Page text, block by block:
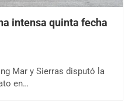
intensa quinta fecha
Mar y Sierras disputó la
en…